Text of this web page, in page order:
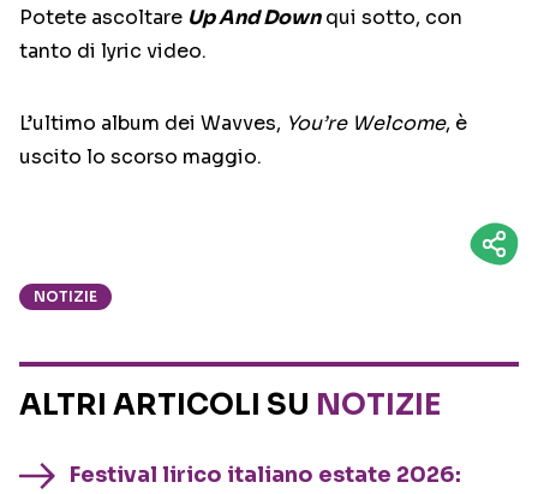
Potete ascoltare Up And Downqui sotto, con
tanto di lyric video.
L’ultimo album dei Wavves, You’re Welcome, è
uscito lo scorso maggio.
NOTIZIE
ALTRI ARTICOLI SU NOTIZIE
Festival lirico italiano estate 2026: